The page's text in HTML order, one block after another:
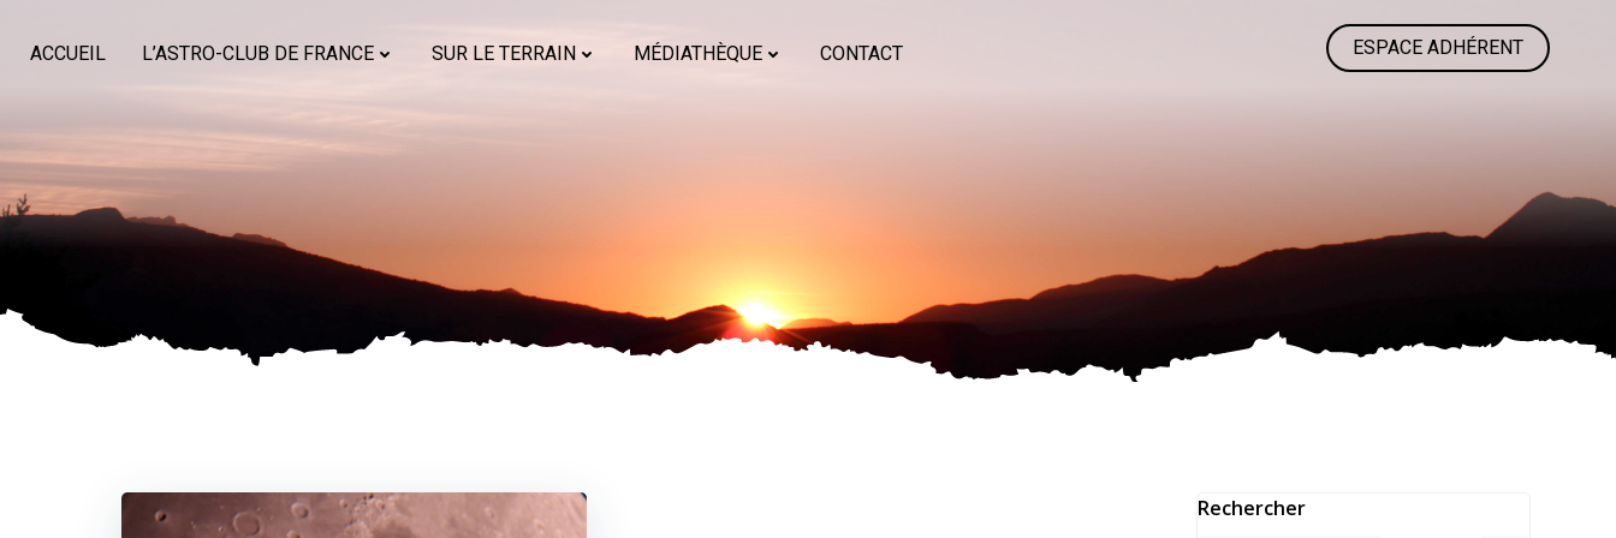
ACCUEIL L’ASTRO-CLUB DE FRANCE SUR LE TERRAIN MÉDIATHÈQUE CONTACT ESPACE ADHÉRENT
Rechercher